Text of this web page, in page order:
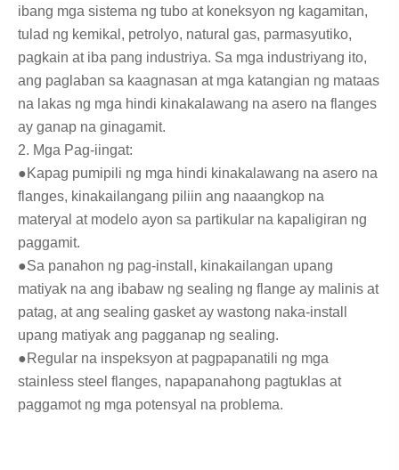
ibang mga sistema ng tubo at koneksyon ng kagamitan,
tulad ng kemikal, petrolyo, natural gas, parmasyutiko,
pagkain at iba pang industriya. Sa mga industriyang ito,
ang paglaban sa kaagnasan at mga katangian ng mataas
na lakas ng mga hindi kinakalawang na asero na flanges
ay ganap na ginagamit.
2. Mga Pag-iingat:
●Kapag pumipili ng mga hindi kinakalawang na asero na
flanges, kinakailangang piliin ang naaangkop na
materyal at modelo ayon sa partikular na kapaligiran ng
paggamit.
●Sa panahon ng pag-install, kinakailangan upang
matiyak na ang ibabaw ng sealing ng flange ay malinis at
patag, at ang sealing gasket ay wastong naka-install
upang matiyak ang pagganap ng sealing.
●Regular na inspeksyon at pagpapanatili ng mga
stainless steel flanges, napapanahong pagtuklas at
paggamot ng mga potensyal na problema.